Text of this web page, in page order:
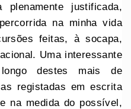
plenamente justificada,
na minha vida
feitas, à socapa,
Uma interessante
destes mais de
registadas em escrita
na medida do possível,